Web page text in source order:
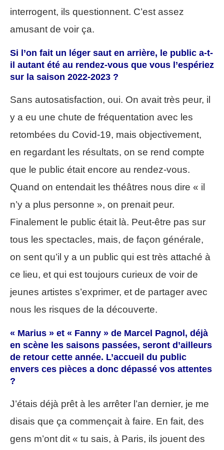
interrogent, ils questionnent. C’est assez
amusant de voir ça.
Si l’on fait un léger saut en arrière, le public a-t-
il autant été au rendez-vous que vous l’espériez
sur la saison 2022-2023 ?
Sans autosatisfaction, oui. On avait très peur, il
y a eu une chute de fréquentation avec les
retombées du Covid-19, mais objectivement,
en regardant les résultats, on se rend compte
que le public était encore au rendez-vous.
Quand on entendait les théâtres nous dire « il
n’y a plus personne », on prenait peur.
Finalement le public était là. Peut-être pas sur
tous les spectacles, mais, de façon générale,
on sent qu’il y a un public qui est très attaché à
ce lieu, et qui est toujours curieux de voir de
jeunes artistes s’exprimer, et de partager avec
nous les risques de la découverte.
« Marius » et « Fanny » de Marcel Pagnol, déjà
en scène les saisons passées, seront d’ailleurs
de retour cette année. L’accueil du public
envers ces pièces a donc dépassé vos attentes
?
J’étais déjà prêt à les arrêter l’an dernier, je me
disais que ça commençait à faire. En fait, des
gens m’ont dit « tu sais, à Paris, ils jouent des